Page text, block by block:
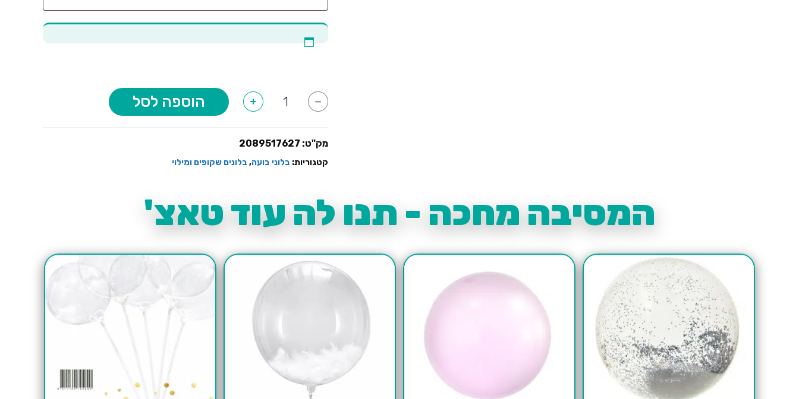
-
של
עם
לכיתוב
+ הוספה לסל
מק"ט: 2089517627
קטגוריות: בלוני בועה, בלונים שקופים ומילוי
המסיבה מחכה - תנו לה עוד טאצ'